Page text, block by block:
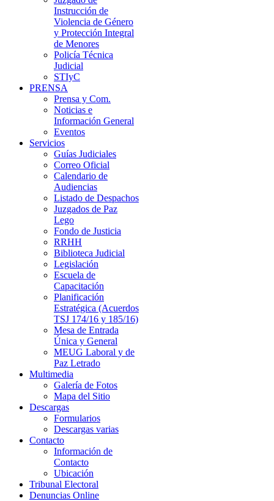
Instrucción de
Violencia de Género
y Protección Integral
de Menores
Policía Técnica
Judicial
STIyC
PRENSA
Prensa y Com.
Noticias e
Información General
Eventos
Servicios
Guías Judiciales
Correo Oficial
Calendario de
Audiencias
Listado de Despachos
Juzgados de Paz
Lego
Fondo de Justicia
RRHH
Biblioteca Judicial
Legislación
Escuela de
Capacitación
Planificación
Estratégica (Acuerdos
TSJ 174/16 y 185/16)
Mesa de Entrada
Única y General
MEUG Laboral y de
Paz Letrado
Multimedia
Galería de Fotos
Mapa del Sitio
Descargas
Formularios
Descargas varias
Contacto
Información de
Contacto
Ubicación
Tribunal Electoral
Denuncias Online